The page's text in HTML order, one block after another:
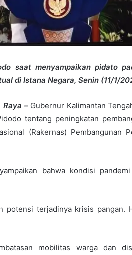
saat menyampaikan pidato
di Istana Negara, Senin (11/1/
Raya –Gubernur Kalimantan
tentang peningkatan
(Rakernas) Pembangunan
bahwa kondisi
potensi terjadinya krisis pangan.
mobilitas warga dan